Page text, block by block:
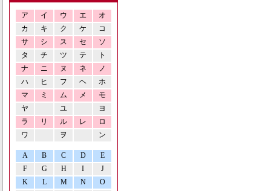
ア イ ウ エ
オ
カ
キ ク ケ
コ
サ
シ ス セ
ソ
タ
チ ツ テ
ト
ナ
ニ ヌ ネ
ノ
ハ
ヒ フ ヘ
ホ
マ
ミ ム メ
モ
ヤ
ユ
ヨ
ラ
リ ル レ
ロ
ワ
ヲ ン
A B C D
E
F
G H I
J
K
L M N O